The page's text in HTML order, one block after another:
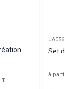
JA056
Set
à